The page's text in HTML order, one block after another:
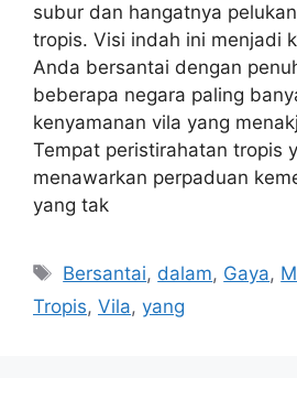
subur dan hangatnya
tropis. Visi indah ini menjadi
Anda bersantai dengan
beberapa negara paling
kenyamanan vila yang
Tempat peristirahatan tropis
menawarkan perpaduan
yang tak
Tags
Bersantai, dalam, Gaya,
Tropis, Vila, yang